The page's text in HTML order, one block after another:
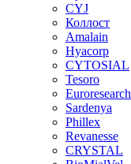
CYJ
Коллост
Amalain
Hyacorp
CYTOSIAL
Tesoro
Euroresearch
Sardenya
Phillex
Revanesse
CRYSTAL